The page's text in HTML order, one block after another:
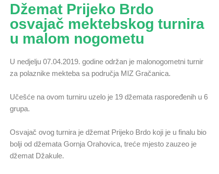
Džemat Prijeko Brdo
osvajač mektebskog turnira
u malom nogometu
U nedjelju 07.04.2019. godine održan je malonogometni turnir
za polaznike mekteba sa područja MIZ Gračanica.
Učešće na ovom turniru uzelo je 19 džemata raspoređenih u 6
grupa.
Osvajač ovog turnira je džemat Prijeko Brdo koji je u finalu bio
bolji od džemata Gornja Orahovica, treće mjesto zauzeo je
džemat Džakule.